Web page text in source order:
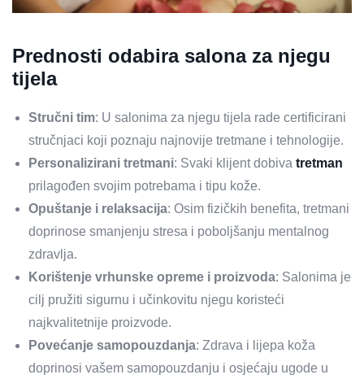
Prednosti odabira salona za njegu
tijela
Stručni tim: U salonima za njegu tijela rade certificirani
stručnjaci koji poznaju najnovije tretmane i tehnologije.
Personalizirani tretmani: Svaki klijent dobiva tretman
prilagođen svojim potrebama i tipu kože.
Opuštanje i relaksacija: Osim fizičkih benefita, tretmani
doprinose smanjenju stresa i poboljšanju mentalnog
zdravlja.
Korištenje vrhunske opreme i proizvoda: Salonima je
cilj pružiti sigurnu i učinkovitu njegu koristeći
najkvalitetnije proizvode.
Povećanje samopouzdanja: Zdrava i lijepa koža
doprinosi vašem samopouzdanju i osjećaju ugode u